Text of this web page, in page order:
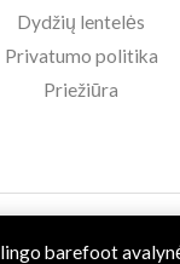
barefoot
Dydžių lentelės
Privatumo politika
Priežiūra